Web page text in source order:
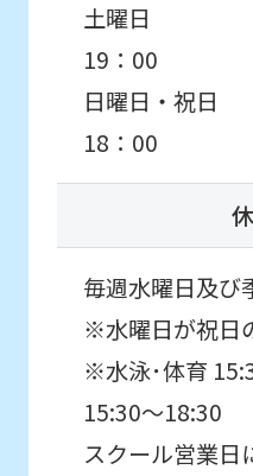
土曜日
19：00
日曜日・祝
18：00
毎週水曜日及び
※水曜日が祝日
※水泳･体育
15:30～18:30
スクール営業日